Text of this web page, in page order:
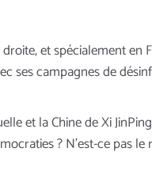
et spécialement en
ses campagnes de
et la Chine de Xi
? N’est-ce pas